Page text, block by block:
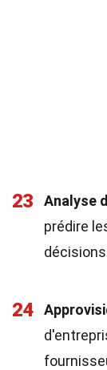
23 Analyse
prédire
24